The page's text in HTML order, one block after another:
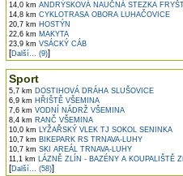
14,0 km ANDRÝSKOVÁ NAUČNÁ STEZKA
14,8 km CYKLOTRASA OBORA LUHAČOVICE
20,7 km HOSTÝN
22,6 km MAKYTA
23,9 km VSÁCKÝ CÁB
[Další... (9)]
Sport
5,7 km DOSTIHOVÁ DRÁHA SLUŠOVICE
6,9 km HŘIŠTĚ VŠEMINA
7,6 km VODNÍ NÁDRŽ VŠEMINA
8,4 km RANČ VŠEMINA
10,0 km LYŽAŘSKÝ VLEK TJ SOKOL SENINKA
10,7 km BIKEPARK RS TRNAVA-LUHY
10,7 km SKI AREÁL TRNAVA-LUHY
11,1 km LÁZNĚ ZLÍN - BAZÉNY A KOUPALIŠTĚ
[Další... (58)]